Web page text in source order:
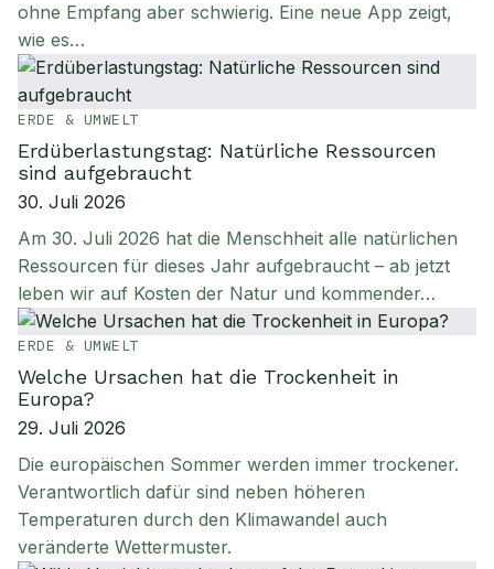
ohne Empfang aber schwierig. Eine neue App zeigt,
wie es…
ERDE & UMWELT
Erdüberlastungstag: Natürliche Ressourcen
sind aufgebraucht
30. Juli 2026
Am 30. Juli 2026 hat die Menschheit alle natürlichen
Ressourcen für dieses Jahr aufgebraucht – ab jetzt
leben wir auf Kosten der Natur und kommender…
ERDE & UMWELT
Welche Ursachen hat die Trockenheit in
Europa?
29. Juli 2026
Die europäischen Sommer werden immer trockener.
Verantwortlich dafür sind neben höheren
Temperaturen durch den Klimawandel auch
veränderte Wettermuster.